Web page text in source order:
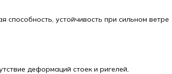
устойчивость при сильном ветре
деформаций стоек и ригелей,